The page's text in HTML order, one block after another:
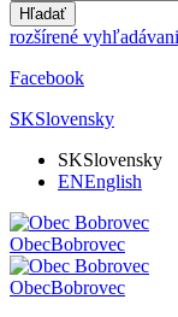
Hľadať
rozšírené
Facebook
SKSlovensky
SKSlovensky
ENEnglish
ObecBobrovec
ObecBobrovec